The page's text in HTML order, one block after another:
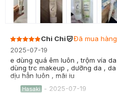
Chi Chi
Đã mua hàng
2025-07-19
e dùng quá êm luôn , trộm vía
dùng trc makeup , dưỡng da ,
dịu hẳn luôn , mãi iu
Hasaki - 2025-07-19